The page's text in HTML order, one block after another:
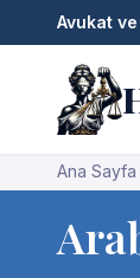
Avukat ve
Ana Sayfa